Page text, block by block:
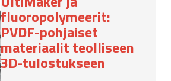
fluoropolymeerit:
PVDF-pohjaiset
materiaalit teolliseen
3D-tulostukseen